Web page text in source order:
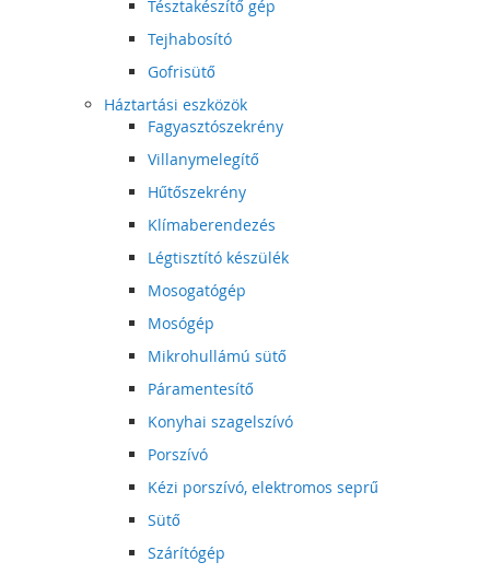
Tésztakészítő gép
Tejhabosító
Gofrisütő
Háztartási eszközök
Fagyasztószekrény
Villanymelegítő
Hűtőszekrény
Klímaberendezés
Légtisztító készülék
Mosogatógép
Mosógép
Mikrohullámú sütő
Páramentesítő
Konyhai szagelszívó
Porszívó
Kézi porszívó, elektromos seprű
Sütő
Szárítógép